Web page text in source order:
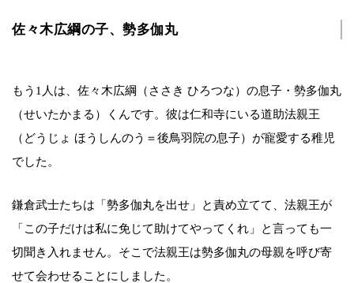
佐々木広綱の子、勢多伽丸
もう1人は、佐々木広綱（ささき ひろつな）の息子・勢多伽丸
（せいたかまる）くんです。彼は仁和寺にいる道助法親王
（どうじょ ほうしんのう＝後鳥羽院の息子）が寵愛する稚児
でした。
鎌倉武士たちは「勢多伽丸を出せ」と責め立てて、法親王が
「この子だけは私に免じて助けてやってくれ」と言っても一
切聞き入れません。そこで法親王は勢多伽丸の母親を呼び寄
せて会わせることにしました。